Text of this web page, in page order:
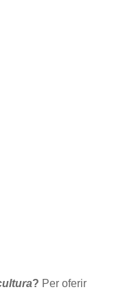
? Per oferir